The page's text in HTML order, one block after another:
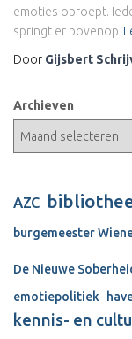
emoties oproept.
springt er bovenop
Door Gijsbert
Archieven
AZC
burgemeester
De Nieuwe
emotiepolitiek
kennis- en